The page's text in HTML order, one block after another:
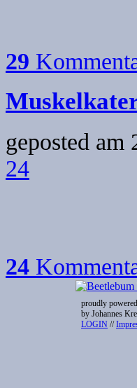
29
geposted am
24
24
proudly
by Johannes
LOGIN //